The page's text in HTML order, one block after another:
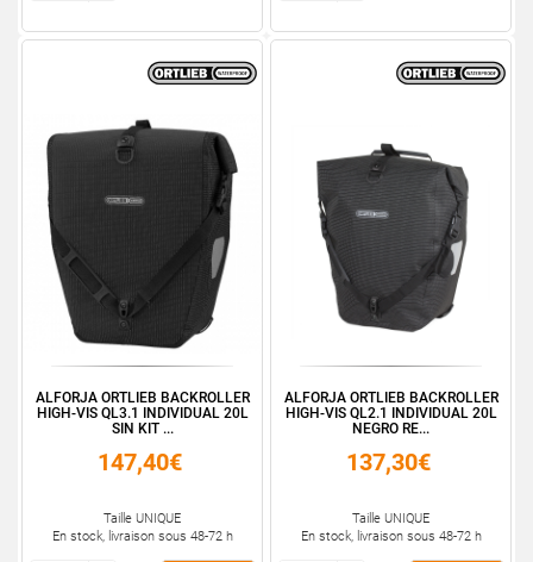
ALFORJA ORTLIEB BACKROLLER
HIGH-VIS QL3.1 INDIVIDUAL 20L
SIN KIT ...
147,40€
Taille UNIQUE
En stock, livraison sous 48-72 h
ALFORJA ORTLIEB BACKROLLER
HIGH-VIS QL2.1 INDIVIDUAL 20L
NEGRO RE...
137,30€
Taille UNIQUE
En stock, livraison sous 48-72 h